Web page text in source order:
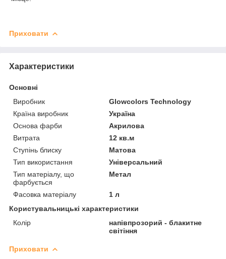
Приховати
Характеристики
Основні
Виробник
Glowcolors Technology
Країна виробник
Україна
Основа фарби
Акрилова
Витрата
12 кв.м
Ступінь блиску
Матова
Тип використання
Універсальний
Тип матеріалу, що
фарбується
Метал
Фасовка матеріалу
1 л
Користувальницькі характеристики
Колір
напівпрозорий - блакитне
світіння
Приховати